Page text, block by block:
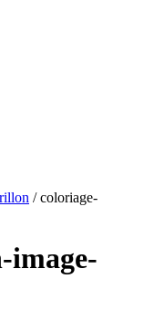
/ coloriage-
image-